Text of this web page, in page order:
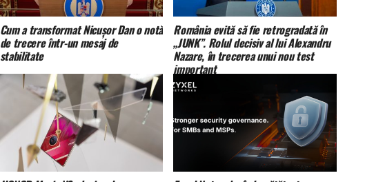
Cum a transformat Nicușor Dan o notă
de trecere într-un mesaj de
stabilitate
România evită să fie retrogradată în
„JUNK”. Rolul decisiv al lui Alexandru
Nazare, în trecerea unui nou test
important